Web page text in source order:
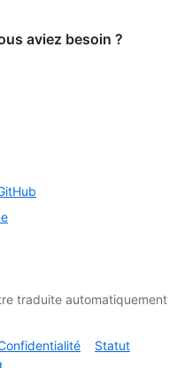
aviez besoin ?
traduite automatiquement
Statut